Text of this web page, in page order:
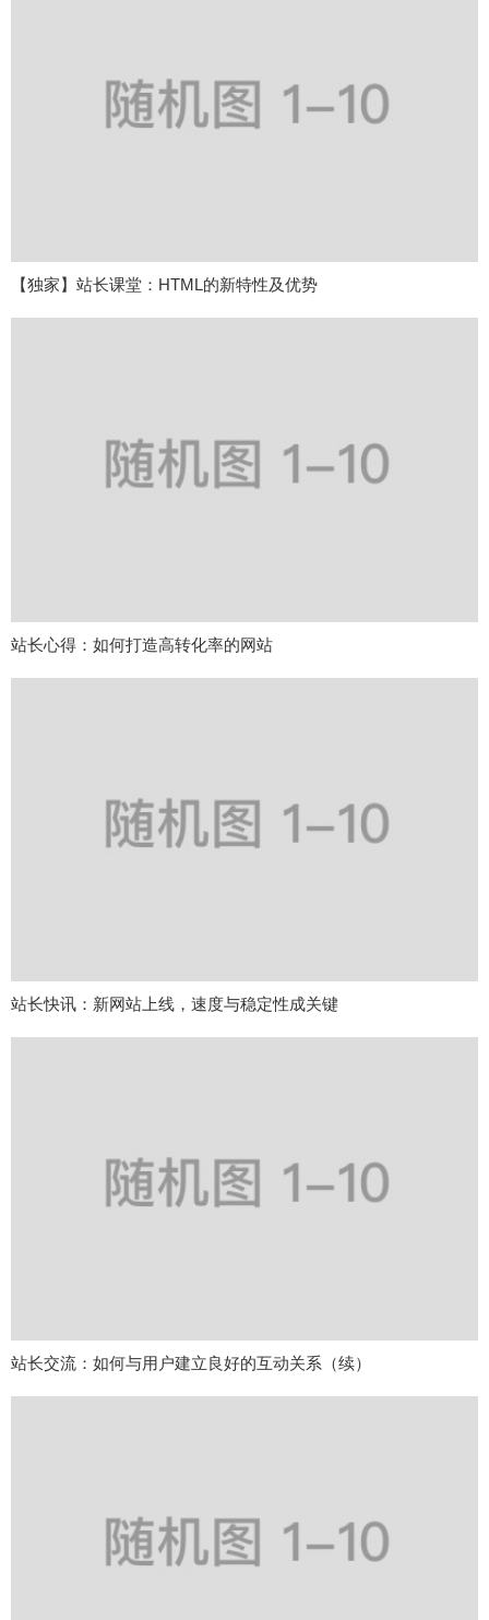
【独家】站长课堂：HTML的新特性及优势
站长心得：如何打造高转化率的网站
站长快讯：新网站上线，速度与稳定性成关键
站长交流：如何与用户建立良好的互动关系（续）